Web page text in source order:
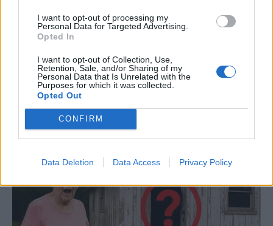
I want to opt-out of processing my
Personal Data for Targeted Advertising.
Opted In
I want to opt-out of Collection, Use,
Retention, Sale, and/or Sharing of my
Personal Data that Is Unrelated with the
Purposes for which it was collected.
Opted Out
CONFIRM
Data Deletion Data Access Privacy Policy